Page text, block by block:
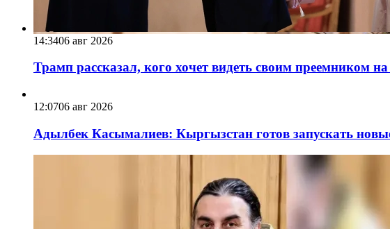
14:3406 авг 2026
Трамп рассказал, кого хочет видеть своим преемником
12:0706 авг 2026
Адылбек Касымалиев: Кыргызстан готов запускать